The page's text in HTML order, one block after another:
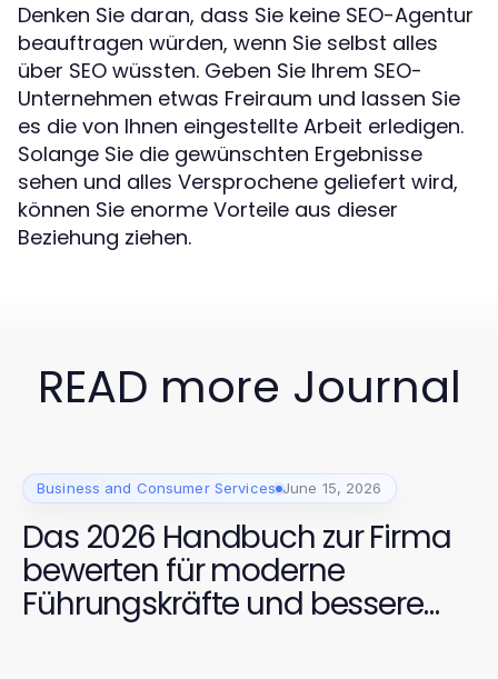
Denken Sie daran, dass Sie keine SEO-Agentur
beauftragen würden, wenn Sie selbst alles
über SEO wüssten. Geben Sie Ihrem SEO-
Unternehmen etwas Freiraum und lassen Sie
es die von Ihnen eingestellte Arbeit erledigen.
Solange Sie die gewünschten Ergebnisse
sehen und alles Versprochene geliefert wird,
können Sie enorme Vorteile aus dieser
Beziehung ziehen.
READ more Journal
Business and Consumer Services June 15, 2026
Das 2026 Handbuch zur Firma
bewerten für moderne
Führungskräfte und bessere
Arbeitskulturen